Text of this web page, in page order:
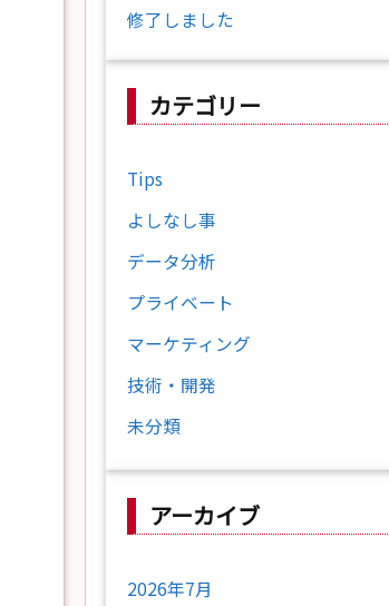
修了しました
カテゴリー
Tips
よしなし事
データ分析
プライベート
マーケティング
技術・開発
未分類
アーカイブ
2026年7月